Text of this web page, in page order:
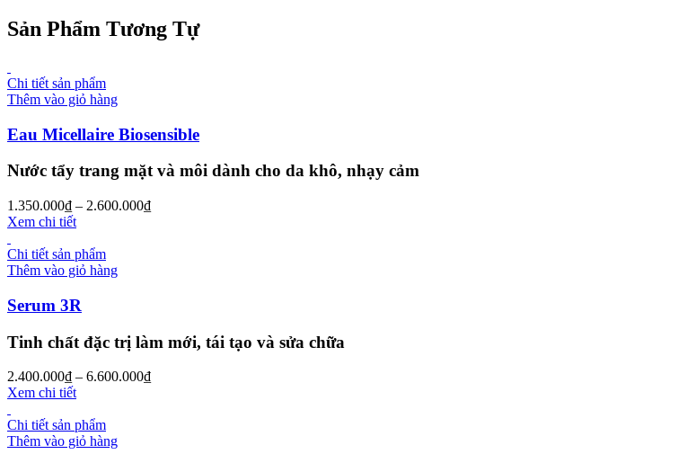
Sản Phẩm Tương Tự
Chi tiết sản phẩm
Thêm vào giỏ hàng
Eau Micellaire Biosensible
Nước tẩy trang mặt và môi dành cho da khô, nhạy cảm
1.350.000₫ – 2.600.000₫
Xem chi tiết
Chi tiết sản phẩm
Thêm vào giỏ hàng
Serum 3R
Tinh chất đặc trị làm mới, tái tạo và sửa chữa
2.400.000₫ – 6.600.000₫
Xem chi tiết
Chi tiết sản phẩm
Thêm vào giỏ hàng